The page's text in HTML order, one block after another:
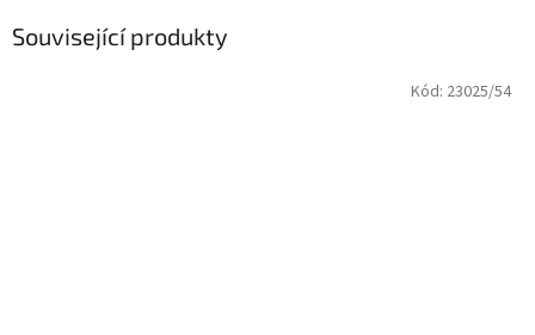
Související produkty
Kód: 23025/54